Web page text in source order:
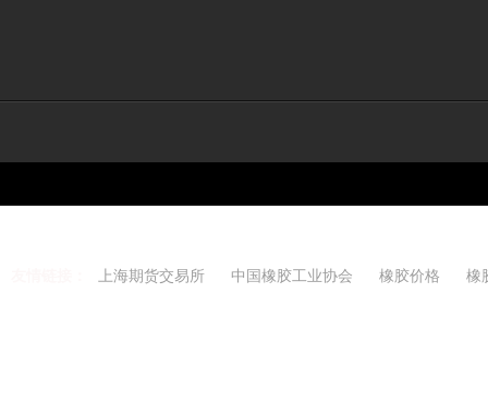
上海期货交易所 中国橡胶工业协会 橡胶价格 橡